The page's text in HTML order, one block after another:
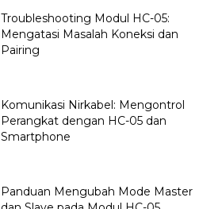
Troubleshooting Modul HC-05:
Mengatasi Masalah Koneksi dan
Pairing
Komunikasi Nirkabel: Mengontrol
Perangkat dengan HC-05 dan
Smartphone
Panduan Mengubah Mode Master